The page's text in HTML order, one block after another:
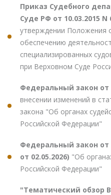
Приказ Судебного
Суде РФ от 10.03.2015 N
утверждении Положения
обеспечению
специализированных
при Верховном Суде
Федеральный закон от
внесении изменений в
закона "Об органах
Российской Федерации"
Федеральный закон от
от 02.05.2026) "Об
Российской Федерации"
"Тематический обзор